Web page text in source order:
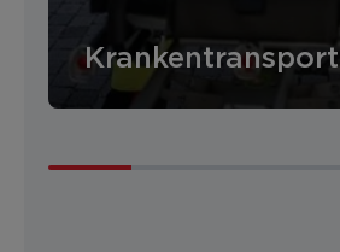
Krankentransport